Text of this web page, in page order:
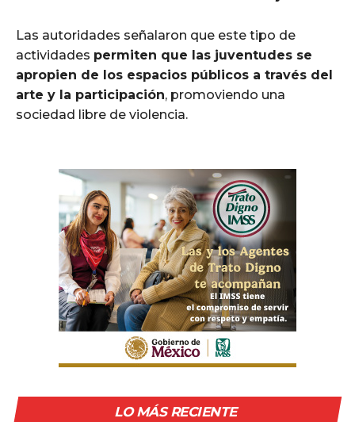
Las autoridades señalaron que este tipo de
actividades permiten que las juventudes se
apropien de los espacios públicos a través del
arte y la participación, promoviendo una
sociedad libre de violencia.
LO MÁS RECIENTE